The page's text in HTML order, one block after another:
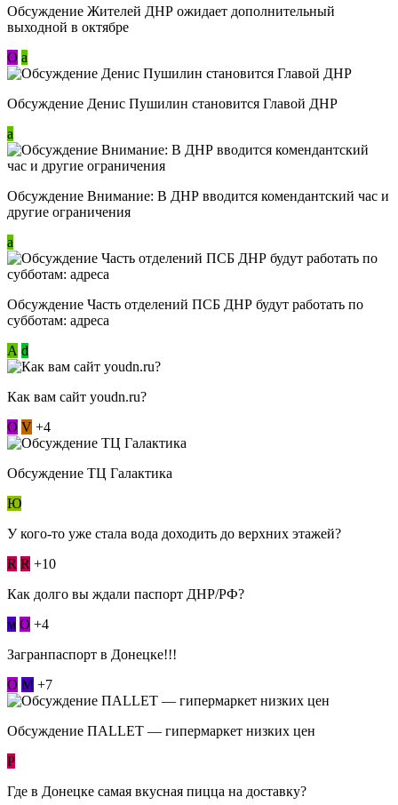
Обсуждение Жителей ДНР ожидает дополнительный
выходной в октябре
О a
Обсуждение Денис Пушилин становится Главой ДНР
a
Обсуждение Внимание: В ДНР вводится комендантский час и
другие ограничения
a
Обсуждение Часть отделений ПСБ ДНР будут работать по
субботам: адреса
А d
Как вам сайт youdn.ru?
О V +4
Обсуждение ТЦ Галактика
Ю
У кого-то уже стала вода доходить до верхних этажей?
R R +10
Как долго вы ждали паспорт ДНР/РФ?
м О +4
Загранпаспорт в Донецке!!!
О М +7
Обсуждение ПАLLЕТ — гипермаркет низких цен
Р
Где в Донецке самая вкусная пицца на доставку?